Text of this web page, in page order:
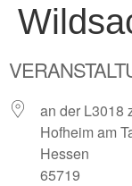
an der L3018
Hofheim am
Hessen
65719